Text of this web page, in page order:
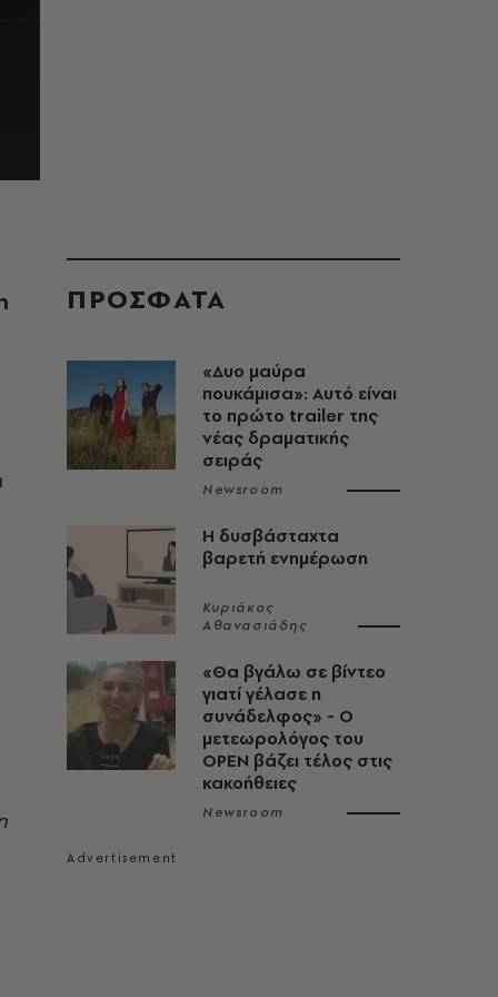
ΠΡΟΣΦΑΤΑ
«Δυο μαύρα
πουκάμισα»: Αυτό είναι
το πρώτο trailer της
νέας δραματικής
σειράς
Newsroom
Η δυσβάσταχτα
βαρετή ενημέρωση
Κυριάκος
Αθανασιάδης
«Θα βγάλω σε βίντεο
γιατί γέλασε η
συνάδελφος» - Ο
μετεωρολόγος του
OPEN βάζει τέλος στις
κακοήθειες
Newsroom